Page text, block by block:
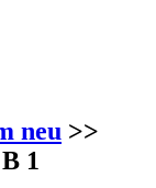
neu >>
1